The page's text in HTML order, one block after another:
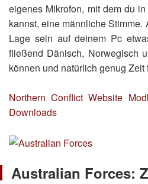
eigenes Mikrofon, mit dem du
kannst, eine männliche
Lage sein auf deinem Pc
fließend Dänisch, Norwegisch
können und natürlich genug
Northern Conflict Website
Downloads
Australian Forces: